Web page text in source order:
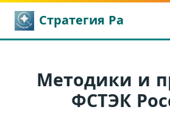
Стратегия Ра
Методики и
ФСТЭК